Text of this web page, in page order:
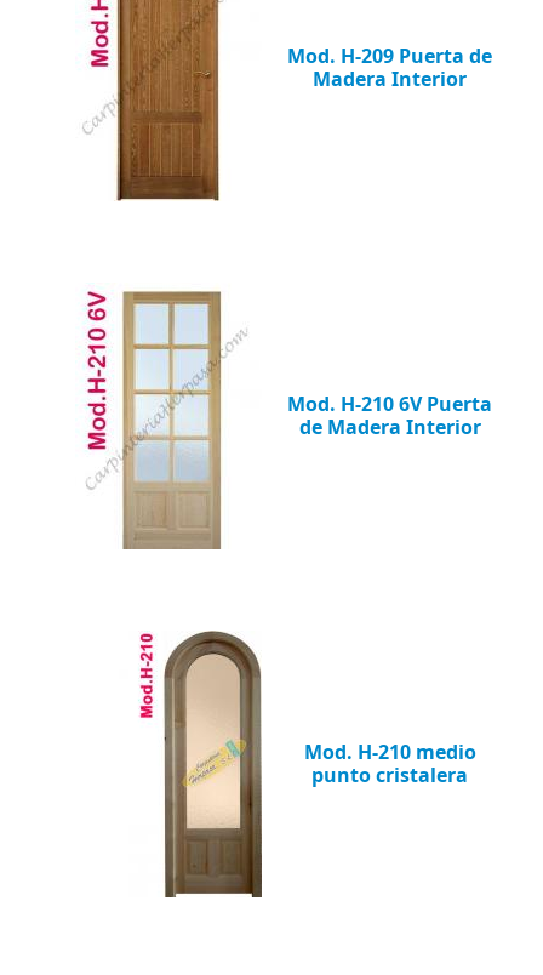
Mod. H-209 Puerta de
Madera Interior
Mod. H-210 6V Puerta
de Madera Interior
Mod. H-210 medio
punto cristalera